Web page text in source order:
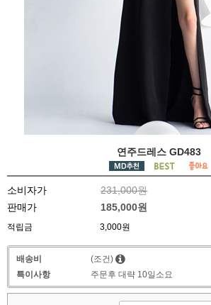
연주드레스 GD483
소비자가
231,000원
판매가
185,000원
적립금 3,000원
배송비
(조건)
특이사항
주문후 대략 10일소요